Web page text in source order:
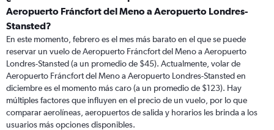
Range:
91
categories.
The
chart
has
1
Y
axis
displaying
values.
Aeropuerto Fráncfort del Meno a Aeropuerto Londres-
Stansted?
En este momento, febrero es el mes más barato en el que se puede
reservar un vuelo de Aeropuerto Fráncfort del Meno a Aeropuerto
Londres-Stansted (a un promedio de $45). Actualmente, volar de
Aeropuerto Fráncfort del Meno a Aeropuerto Londres-Stansted en
diciembre es el momento más caro (a un promedio de $123). Hay
múltiples factores que influyen en el precio de un vuelo, por lo que
comparar aerolíneas, aeropuertos de salida y horarios les brinda a los
usuarios más opciones disponibles.